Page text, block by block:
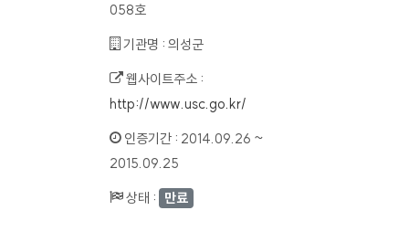
058호
기관명 : 의성군
웹사이트주소 :
http://www.usc.go.kr/
인증기간 : 2014.09.26 ~
2015.09.25
상태 : 만료